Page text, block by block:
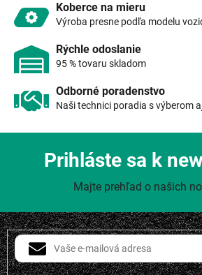
v
Koberce na mieru
Výroba presne podľa modelu
Rýchle odoslanie
95 % tovaru skladom
Odborné poradenstvo
Naši technici poradia s výberom
Prihláste sa k
Majte prehľad o našich